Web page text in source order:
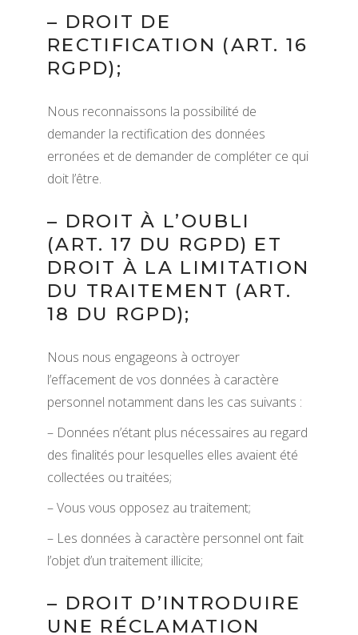
– DROIT DE
RECTIFICATION (ART. 16
RGPD);
Nous reconnaissons la possibilité de
demander la rectification des données
erronées et de demander de compléter ce qui
doit l’être.
– DROIT À L’OUBLI
(ART. 17 DU RGPD) ET
DROIT À LA LIMITATION
DU TRAITEMENT (ART.
18 DU RGPD);
Nous nous engageons à octroyer
l’effacement de vos données à caractère
personnel notamment dans les cas suivants :
– Données n’étant plus nécessaires au regard
des finalités pour lesquelles elles avaient été
collectées ou traitées;
– Vous vous opposez au traitement;
– Les données à caractère personnel ont fait
l’objet d’un traitement illicite;
– DROIT D’INTRODUIRE
UNE RÉCLAMATION